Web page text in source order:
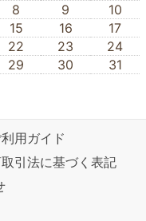
8 9
10
15 16
17
22 23
24
29 30 31
用ガイド
引法に基づく表記